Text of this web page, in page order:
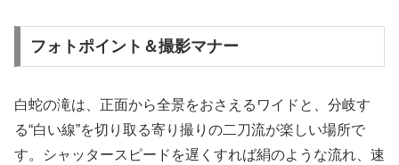
フォトポイント＆撮影マナー
白蛇の滝は、正面から全景をおさえるワイドと、分岐す
る“白い線”を切り取る寄り撮りの二刀流が楽しい場所で
す。シャッタースピードを遅くすれば絹のような流れ、速